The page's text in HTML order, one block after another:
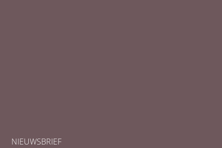
NIEUWSBRIEF